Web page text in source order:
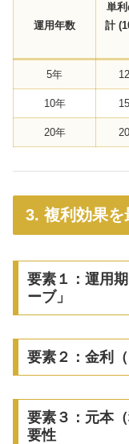
運用年数
単
計
5年
10年
20年
3. 複利効果を
要素１：運用
ーブ」
要素２：金利
要素３：元本
要性